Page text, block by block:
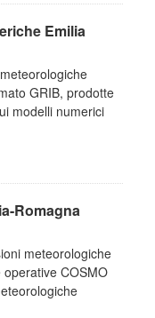
Emilia
GRIB, prodotte
modelli numerici
Romagna
meteorologiche
COSMO